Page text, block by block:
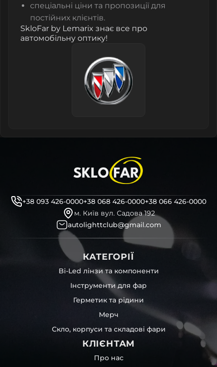
спеціальні ціни та пропозиції для
постійних клієнтів.
SkloFar by Lemarix знає все про
автомобільну оптику!
+38 093 426-0000+38 068 426-0000+38 066 426-0000
м. Київ вул. Садова 192
autolighttclub@gmail.com
КАТЕГОРІЇ
Bi-Led лінзи та компоненти
Інструменти для фар
Герметик та рідини
Мерч
Скло, корпуси та складові фари
КЛІЄНТАМ
Про нас